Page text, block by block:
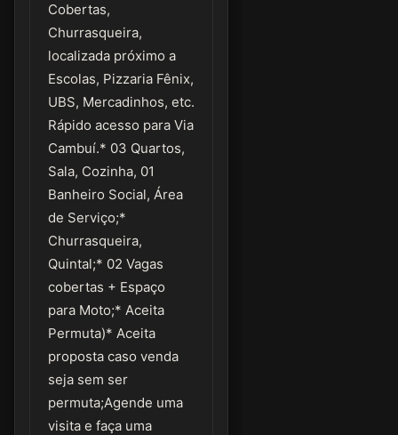
Cobertas,
Churrasqueira,
localizada próximo a
Escolas, Pizzaria Fênix,
UBS, Mercadinhos, etc.
Rápido acesso para Via
Cambuí.* 03 Quartos,
Sala, Cozinha, 01
Banheiro Social, Área
de Serviço;*
Churrasqueira,
Quintal;* 02 Vagas
cobertas + Espaço
para Moto;* Aceita
Permuta)* Aceita
proposta caso venda
seja sem ser
permuta;Agende uma
visita e faça uma